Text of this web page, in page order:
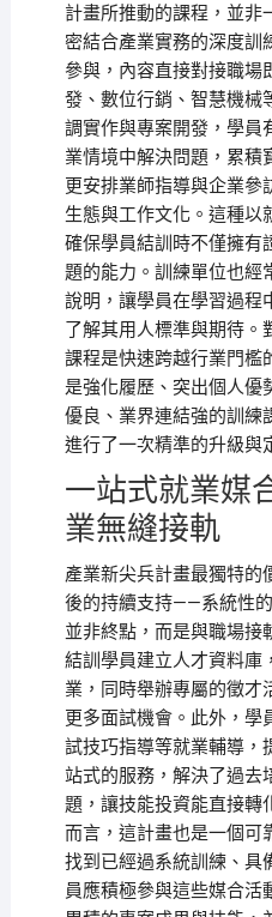
計畫所推動的課程，並非
密結合產業實務的深度訓
參與，內容直接對接職場
發、數位行銷、智慧機械
調實作與專案開發，學員
業情境中解決問題，累積
更安排業師指導與企業參
生態與工作文化。這種以
確保學員結訓時不僅擁有
題的能力。訓練單位也經
說明，讓學員在學習過程
了解其用人標準與期待。
課程是快速跨越行業門檻
是強化履歷、突出個人優
優良、業界連結強的訓練
進行了一次精準的升級與
一站式就業媒
業無縫接軌
產業新尖兵計畫最獨特的
後的持續支持——系統性
並非終點，而是與職場接
結訓學員建立人才資料庫
業，同時舉辦專屬的徵才
更多面試機會。此外，學
試技巧指導等就業輔導，
站式的服務，解決了過去
題，讓技能投資能直接轉
而言，這計畫也是一個可
找到已經過系統訓練、具
員應積極參與這些媒合活